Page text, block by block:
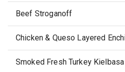
Beef Stroganoff
Chicken & Queso Layered
Smoked Fresh Turkey Kielbasa